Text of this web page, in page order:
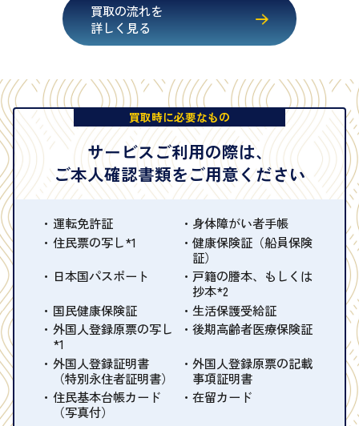
買取の流れを
詳しく見る
買取時に必要なもの
サービスご利用の際は、
ご本人確認書類をご用意ください
運転免許証
身体障がい者手帳
住民票の写し*1
健康保険証（船員保険
証）
日本国パスポート
戸籍の謄本、もしくは
抄本*2
国民健康保険証
生活保護受給証
外国人登録原票の写し
*1
後期高齢者医療保険証
外国人登録証明書
（特別永住者証明書）
外国人登録原票の記載
事項証明書
住民基本台帳カード
（写真付）
在留カード